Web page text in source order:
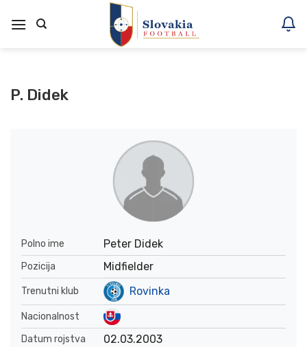
na
P. Didek
Polno ime Peter Didek
Pozicija Midfielder
Trenutni klub Rovinka
Nacionalnost
Datum rojstva
02.03.2003